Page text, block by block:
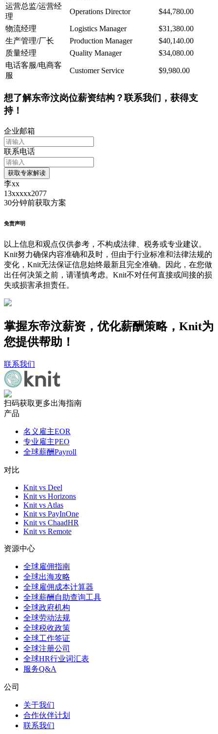
运营总监/运营经
理
Operations Director $44,780.00
物流经理 Logistics Manager
$31,380.00
生产管理/厂长
Production Manager
$40,140.00
质量经理
Quality Manager
$34,080.00
电话客服/电商客
服
Customer Service $9,980.00
想了解东帝汶岗位薪资结构？联系我们，获得支
持！
企业邮箱
联系电话
获取专家解读
李xx
13xxxxx2077
30分钟前获取方案
免责声明
以上信息和观点仅供参考，不构成法律、税务或专业建议。
Knit努力确保内容准确和及时，但由于行业标准和法律法规的
变化，Knit无法保证信息始终最新且完全准确。因此，在您做
出任何决策之前，请谨慎考虑。Knit不对任何直接或间接的损
失或损害承担责任。
掌握东帝汶薪资，优化薪酬策略，Knit为
您提供帮助！
联系我们
扫码获取更多出海指南
产品
名义雇主EOR
专业雇主PEO
全球薪酬Payroll
对比
Knit vs Deel
Knit vs Horizons
Knit vs Atlas
Knit vs PayInOne
Knit vs ChaadHR
Knit vs Remote
资源中心
全球雇佣指南
全球出海攻略
全球雇佣成本计算器
全球薪酬自助查询工具
全球政府机构
全球劳动法规
全球税收政策
全球工作签证
全球注册公司
全球HR行业词汇表
服务Q&A
公司
关于我们
合作伙伴计划
联系我们